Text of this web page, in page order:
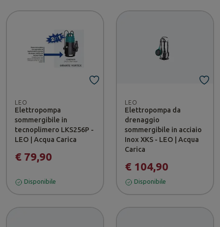
LEO
Elettropompa
sommergibile in
tecnoplimero LKS256P -
LEO | Acqua Carica
€ 79,90
Disponibile
LEO
Elettropompa da
drenaggio
sommergibile in acciaio
Inox XKS - LEO | Acqua
Carica
€ 104,90
Disponibile